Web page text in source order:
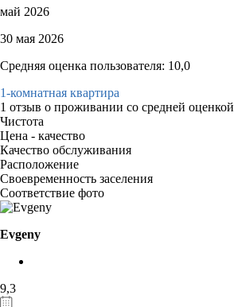
май 2026
30 мая 2026
Средняя оценка пользователя: 10,0
1-комнатная квартира
1 отзыв о проживании со средней оценкой
Чистота
Цена - качество
Качество обслуживания
Расположение
Своевременность заселения
Соответствие фото
Evgeny
9,3